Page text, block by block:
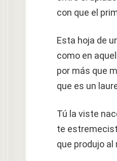
con que el
Esta hoja de
como en
por más que
que es un
Tú la viste
te
que produjo al